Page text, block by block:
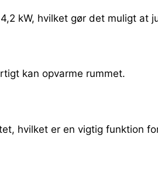
kW, hvilket gør det muligt at
kan opvarme rummet.
hvilket er en vigtig funktion